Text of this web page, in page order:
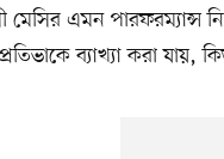
এমন পারফরম্যান্স
ব্যাখ্যা করা যায়,